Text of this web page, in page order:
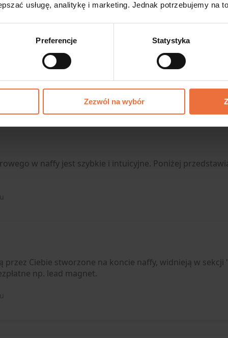
usługę, analitykę i marketing. Jednak potrzebujemy na
Preferencje Statystyka
Zezwól na wybór
okładek
produktu cyfrowego lub usługi możliwe jest
w naffy jest szybkie i intuicyjne. Poniżej
przez Ciebie stworzone na koncie naffy, widnieją w
np. lead magnet.